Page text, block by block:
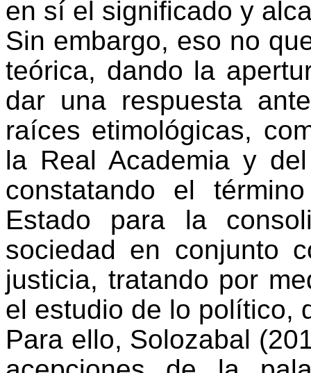
en sí el significado y
Sin embargo, eso no
teórica, dando la
dar una respuesta
raíces etimológicas,
la Real Academia y
constatando el
Estado para la
sociedad en conjunto
justicia, tratando por
el estudio de lo político,
Para ello, Solozabal